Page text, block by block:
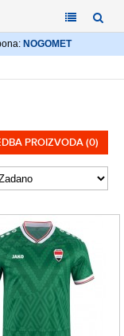
NOGOMET
PROIZVODA (0)